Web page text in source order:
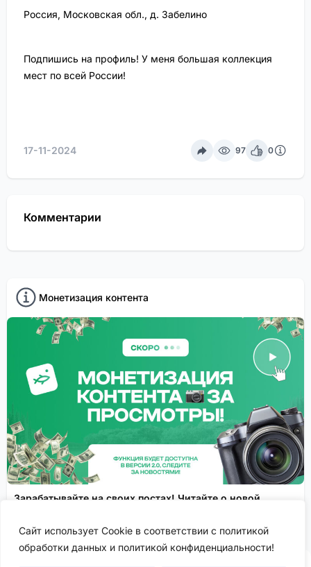
Сайт использует Cookie в соответствии с политикой
обработки данных и политикой конфиденциальности!
Россия, Московская обл., д. Забелино
Подпишись на профиль! У меня большая коллекция
мест по всей России!
17-11-2024 97 0
Комментарии
Монетизация контента
Зарабатывайте на своих постах! Читайте о новой